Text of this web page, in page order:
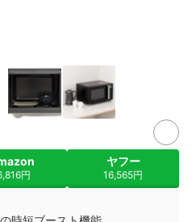
円
ヤフー
16,565円